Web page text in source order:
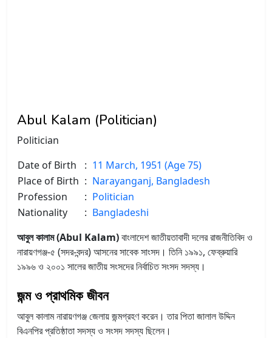
Abul Kalam (Politician)
Politician
Date of Birth
: 11 March, 1951 (Age 75)
Place of Birth : Narayanganj, Bangladesh
Profession
: Politician
Nationality
: Bangladeshi
আবুল কালাম (Abul Kalam)বাংলাদেশ জাতীয়তাবাদী দলের রাজনীতিবিদ ও
নারায়ণগঞ্জ-৫ (সদর-বন্দর) আসনের সাবেক সাংসদ। তিনি ১৯৯১, ফেব্রুয়ারি
১৯৯৬ ও ২০০১ সালের জাতীয় সংসদের নির্বাচিত সংসদ সদস্য।
জন্ম ও প্রাথমিক জীবন
আবুল কালাম নারায়ণগঞ্জ জেলায় জন্মগ্রহণ করেন। তার পিতা জালাল উদ্দিন
বিএনপির প্রতিষ্ঠাতা সদস্য ও সংসদ সদস্য ছিলেন।